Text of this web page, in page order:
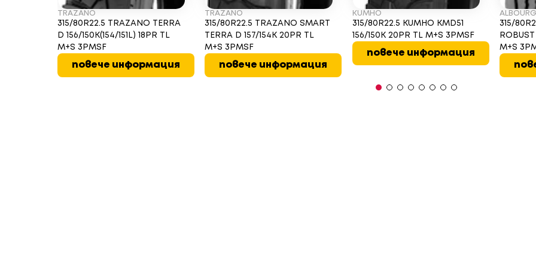
TRAZANO
315/80R22.5 TRAZANO TERRA
D 156/150K(154/151L) 18PR TL
M+S 3PMSF
повече информация
TRAZANO
315/80R22.5 TRAZANO SMART
TERRA D 157/154K 20PR TL
M+S 3PMSF
повече информация
KUMHO
315/80R22.5 KUMHO KMD51
156/150K 20PR TL M+S 3PMSF
повече информация
315/
M+S